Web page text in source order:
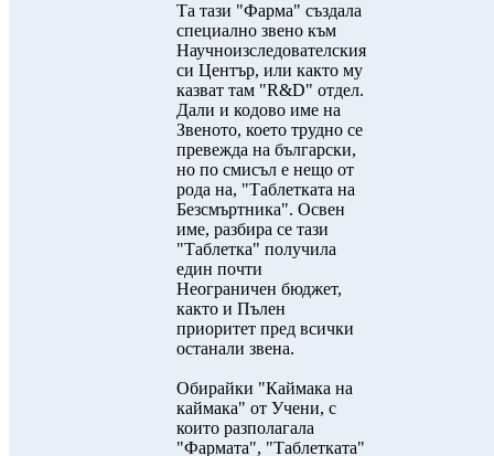
Та тази "Фарма" създала
специално звено към
Научноизследователския
си Център, или както му
казват там "R&D" отдел.
Дали и кодово име на
Звеното, което трудно се
превежда на български,
но по смисъл е нещо от
рода на, "Таблетката на
Безсмъртника". Освен
име, разбира се тази
"Таблетка" получила
един почти
Неограничен бюджет,
както и Пълен
приоритет пред всички
останали звена.
Обирайки "Каймака на
каймака" от Учени, с
които разполагала
"Фармата", "Таблетката"